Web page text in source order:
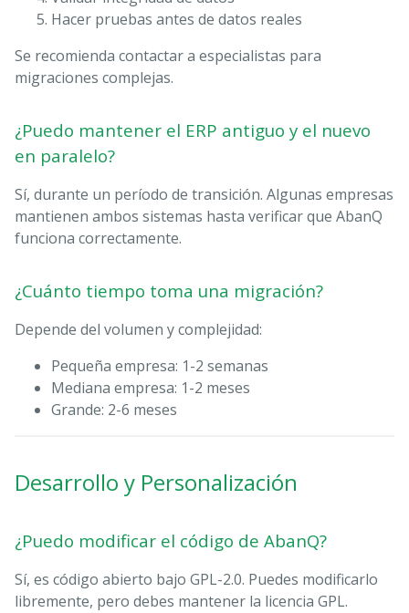
Hacer pruebas antes de datos reales
Se recomienda contactar a especialistas para
migraciones complejas.
¿Puedo mantener el ERP antiguo y el nuevo
en paralelo?
Sí, durante un período de transición. Algunas empresas
mantienen ambos sistemas hasta verificar que AbanQ
funciona correctamente.
¿Cuánto tiempo toma una migración?
Depende del volumen y complejidad:
Pequeña empresa: 1-2 semanas
Mediana empresa: 1-2 meses
Grande: 2-6 meses
Desarrollo y Personalización
¿Puedo modificar el código de AbanQ?
Sí, es código abierto bajo GPL-2.0. Puedes modificarlo
libremente, pero debes mantener la licencia GPL.